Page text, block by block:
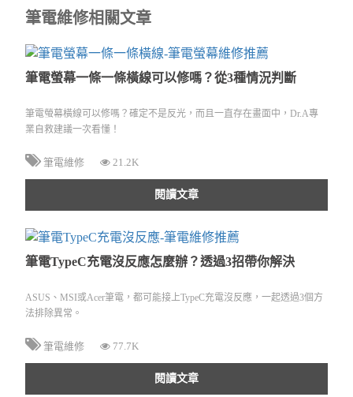
筆電維修相關文章
筆電螢幕一條一條橫線可以修嗎？從3種情況判斷
筆電螢幕橫線可以修嗎？確定不是反光，而且一直存在畫面中，Dr.A專
業自救建議一次看懂！
筆電維修 21.2K
閱讀文章
筆電TypeC充電沒反應怎麼辦？透過3招帶你解決
ASUS、MSI或Acer筆電，都可能接上TypeC充電沒反應，一起透過3個方
法排除異常。
筆電維修 77.7K
閱讀文章